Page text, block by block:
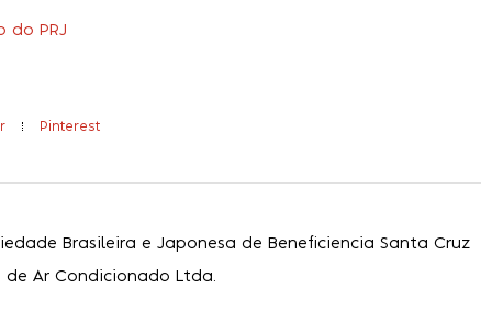
do PRJ
Pinterest
Brasileira e Japonesa de Beneficiencia Santa Cruz
Ar Condicionado Ltda.